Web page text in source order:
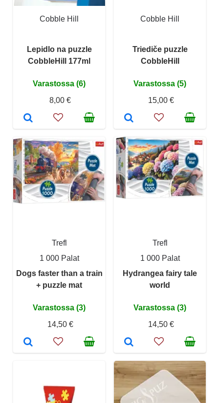
Cobble Hill
Lepidlo na puzzle
CobbleHill 177ml
Varastossa (6)
8,00 €
Cobble Hill
Triediče puzzle
CobbleHill
Varastossa (5)
15,00 €
Trefl
1 000 Palat
Dogs faster than a train
+ puzzle mat
Varastossa (3)
14,50 €
Trefl
1 000 Palat
Hydrangea fairy tale
world
Varastossa (3)
14,50 €